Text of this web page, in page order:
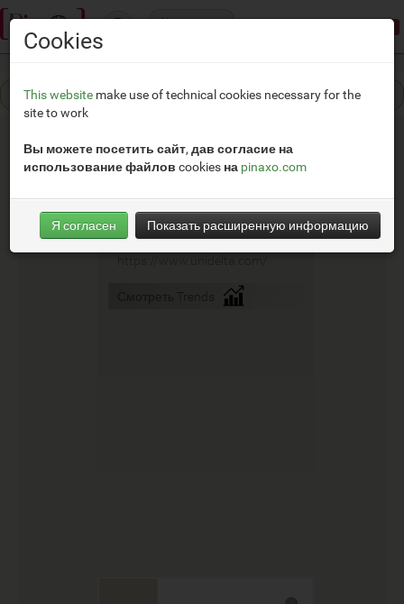
Категории
Unidelta
__
Cookies
This website make use of technical cookies necessary for the
site to work
Вы можете посетить сайт, дав согласие на
использование файлов cookies на pinaxo.com
Я согласен Показать расширенную информацию